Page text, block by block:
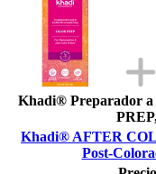
Khadi® Preparador
Khadi® AFTER
Post-